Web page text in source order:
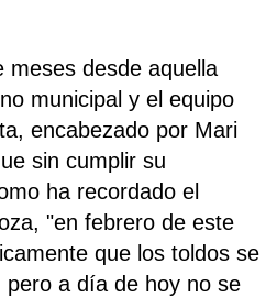
meses desde aquella
municipal y el equipo
encabezado por Mari
sin cumplir su
ha recordado el
"en febrero de este
que los toldos se
a día de hoy no se